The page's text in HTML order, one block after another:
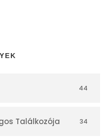
44
Találkozója 34